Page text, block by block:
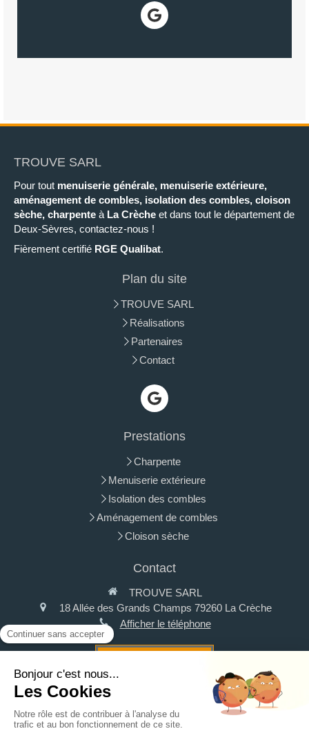
TROUVE SARL
Pour tout menuiserie générale, menuiserie extérieure,
aménagement de combles, isolation des combles, cloison
sèche, charpente à La Crèche et dans tout le département de
Deux-Sèvres, contactez-nous !
Fièrement certifié RGE Qualibat.
Plan du site
TROUVE SARL
Réalisations
Partenaires
Contact
Prestations
Charpente
Menuiserie extérieure
Isolation des combles
Aménagement de combles
Cloison sèche
Contact
TROUVE SARL
18 Allée des Grands Champs 79260 La Crèche
Afficher le téléphone
Plan du site